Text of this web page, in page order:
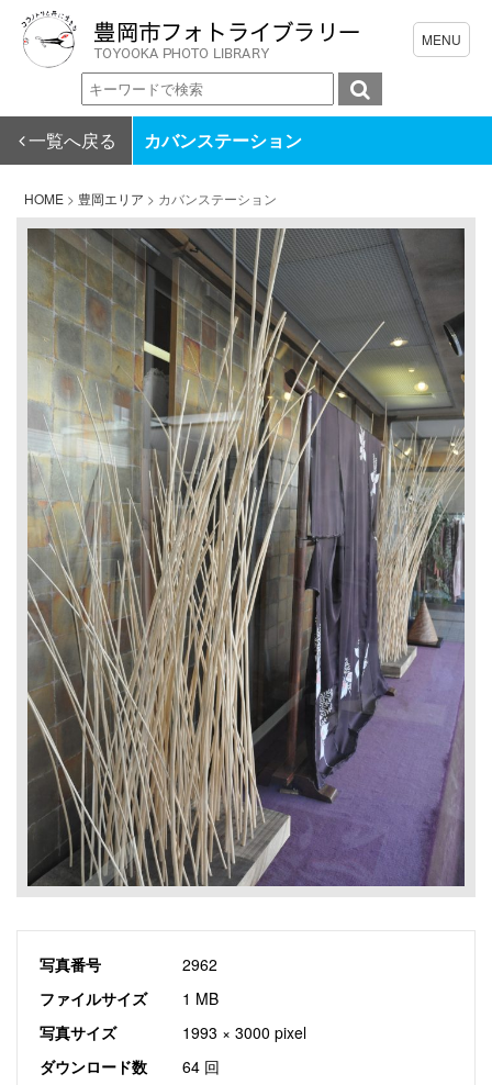
一覧へ戻る カバンステーション
HOME > 豊岡エリア > カバンステーション
写真番号
2962
ファイルサイズ
1 MB
写真サイズ
1993 × 3000 pixel
ダウンロード数
64 回